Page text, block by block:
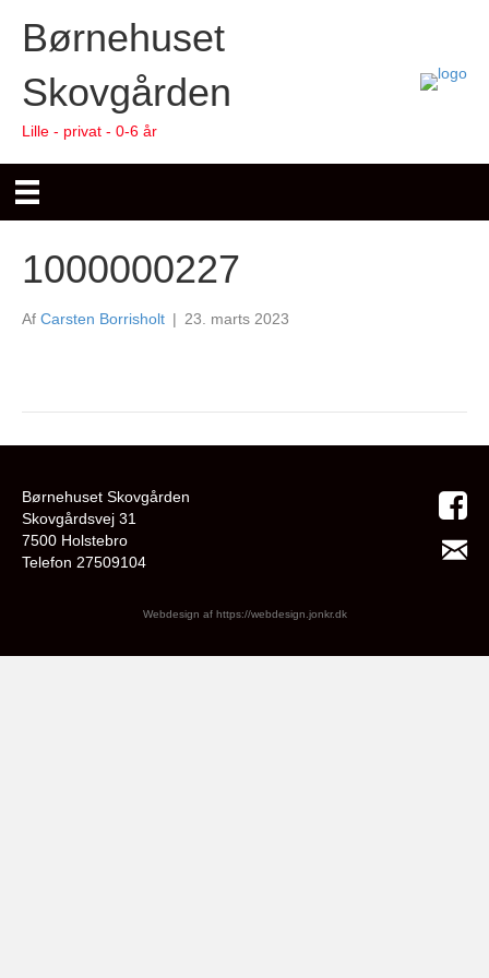
Børnehuset
Skovgården
Lille - privat - 0-6 år
1000000227
Af Carsten Borrisholt | 23. marts 2023
Børnehuset Skovgården
Skovgårdsvej 31
7500 Holstebro
Telefon 27509104
Webdesign af https://webdesign.jonkr.dk